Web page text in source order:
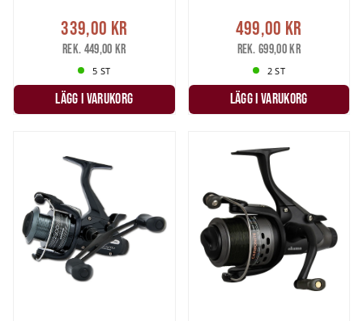
339,00 kr
Rek. 449,00 kr
5 ST
LÄGG I VARUKORG
499,00 kr
Rek. 699,00 kr
2 ST
LÄGG I VARUKORG